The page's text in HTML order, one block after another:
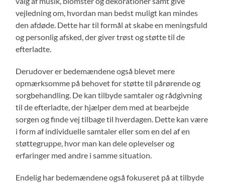
vejledning om, hvordan man bedst muligt kan mindes
den afdøde. Dette har til formål at skabe en meningsfuld
og personlig afsked, der giver trøst og støtte til de
efterladte.
Derudover er bedemændene også blevet mere
opmærksomme på behovet for støtte til pårørende og
sorgbehandling. De kan tilbyde samtaler og rådgivning
til de efterladte, der hjælper dem med at bearbejde
sorgen og finde vej tilbage til hverdagen. Dette kan være
i form af individuelle samtaler eller som en del af en
støttegruppe, hvor man kan dele oplevelser og
erfaringer med andre i samme situation.
Endelig har bedemændene også fokuseret på at tilbyde